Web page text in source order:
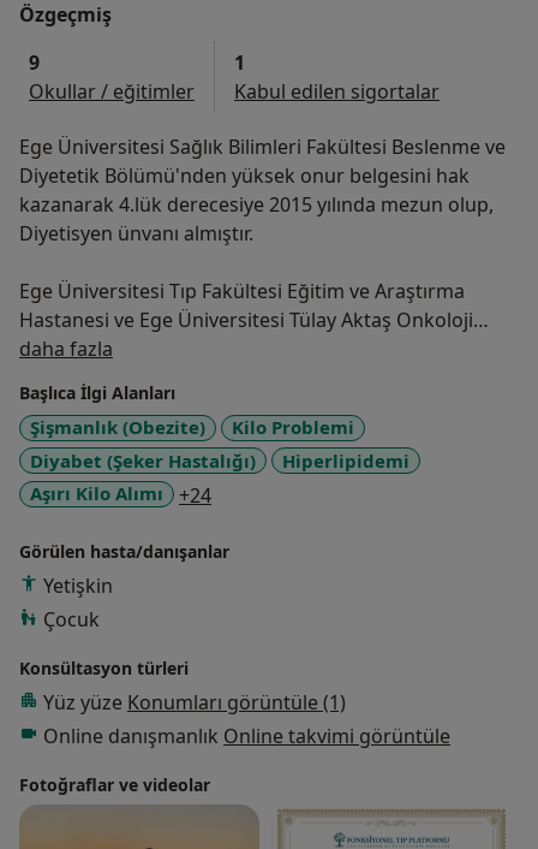
Özgeçmiş
9
Okullar / eğitimler
1
Kabul edilen sigortalar
Ege Üniversitesi Sağlık Bilimleri Fakültesi Beslenme ve
Diyetetik Bölümü'nden yüksek onur belgesini hak
kazanarak 4.lük derecesiye 2015 yılında mezun olup,
Diyetisyen ünvanı almıştır.
Ege Üniversitesi Tıp Fakültesi Eğitim ve Araştırma
Hastanesi ve Ege Üniversitesi Tülay Aktaş Onkoloji
Hastanesi ; Onkoloji , Endokrinoloji, Kardiyoloji,
Nöroloji, Nefroloji, Gastroenteroloji, Genel Poliklinik,
Cerrahi yoğun bakım üniteleri, Merkez Mutfak
Kurumu, Genel Pediatri Bölümü, Çocuk Cerrahisi
Bölümü ve Çocuk Onkoloji bölümlerinde ve İzmir
Narlıdere Toplum Sağlığı Merkezi'nde stajyer
Abbott firmasında Nutrition depertmanında Bursa
bölgesi'nde çeşitli hastanelerde klinik ve poliklinik
diyetisyeni olarak 2 yıl, Medicana Bursa Hastanesi'nde
5 yıl boyunca görev yapmıştır.
''Medyanın Kadınların Beslenme Alışkanlıkları, Besin
Seçimi ve Tüketimi Üzerindeki Etkileri'' isimli -Life
Science (Diğer Kurumların Hakemli Dergileri)
dergisinde İngilizce yayınlanmış MAKALE ' si
bulunmaktadır ( OCAK -2017 )
daha fazla
Başlıca İlgi Alanları
Şişmanlık (Obezite)
Kilo Problemi
Diyabet (Şeker Hastalığı)
Hiperlipidemi
Aşırı Kilo Alımı
+24a11y_sr_more_diseases
Görülen hasta/danışanlar
Yetişkin
Çocuk
Konsültasyon türleri
Yüz yüze Konumları görüntüle (1)
Online danışmanlık Online takvimi görüntüle
Fotoğraflar ve videolar